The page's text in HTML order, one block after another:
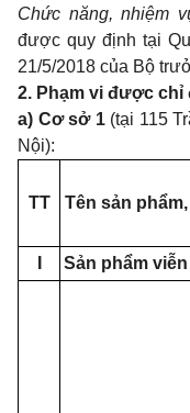
Chức năng, nhiệm
đượcquyđịnh tại
21/5/2018 của Bộ
2. Phạm vi được chỉ
a) Cơ sở 1 (tại 115
Nội):
TT Tên sản
Sản phẩm